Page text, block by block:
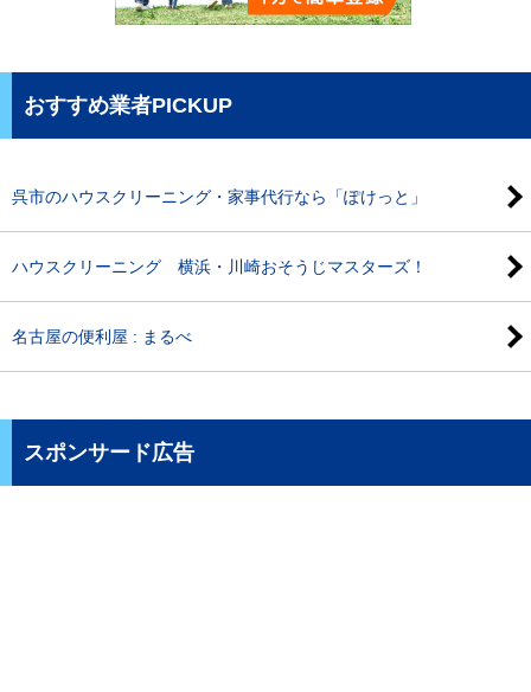
おすすめ業者PICKUP
呉市のハウスクリーニング・家事代行なら「ぽけっと」
ハウスクリーニング 横浜・川崎おそうじマスターズ！
名古屋の便利屋 : まるべ
スポンサード広告